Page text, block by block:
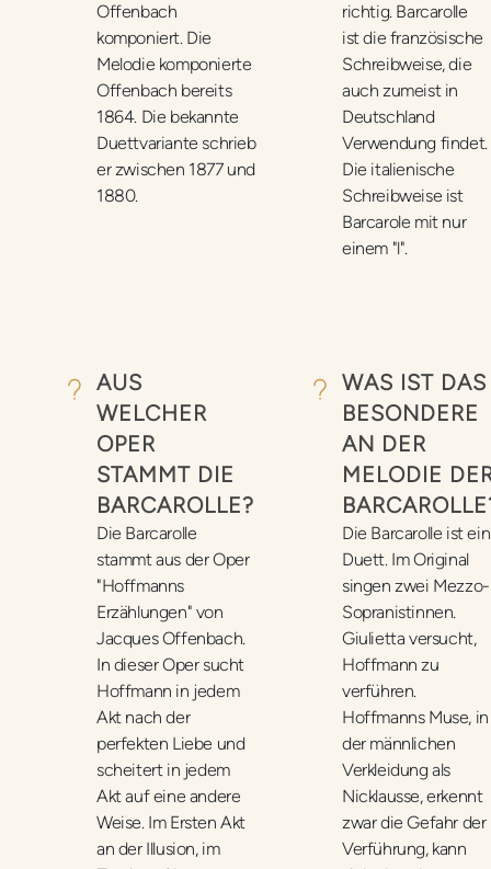
Offenbach
komponiert. Die
Melodie komponierte
Offenbach bereits
1864. Die bekannte
Duettvariante schrieb
er zwischen 1877 und
1880.
richtig. Barcarolle
ist die französische
Schreibweise, die
auch zumeist in
Deutschland
Verwendung findet.
Die italienische
Schreibweise ist
Barcarole mit nur
einem "l".
AUS
WELCHER
OPER
STAMMT DIE
BARCAROLLE?
Die Barcarolle
stammt aus der Oper
"Hoffmanns
Erzählungen" von
Jacques Offenbach.
In dieser Oper sucht
Hoffmann in jedem
Akt nach der
perfekten Liebe und
scheitert in jedem
Akt auf eine andere
Weise. Im Ersten Akt
an der Illusion, im
WAS IST DAS
BESONDERE
AN DER
MELODIE
Die Barcarolle ist ein
Duett. Im Original
singen zwei Mezzo-
Sopranistinnen.
Giulietta versucht,
Hoffmann zu
verführen.
Hoffmanns Muse, in
der männlichen
Verkleidung als
Nicklausse, erkennt
zwar die Gefahr der
Verführung, kann